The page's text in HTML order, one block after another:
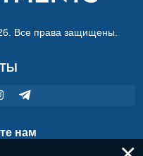
Все права защищены.
нам